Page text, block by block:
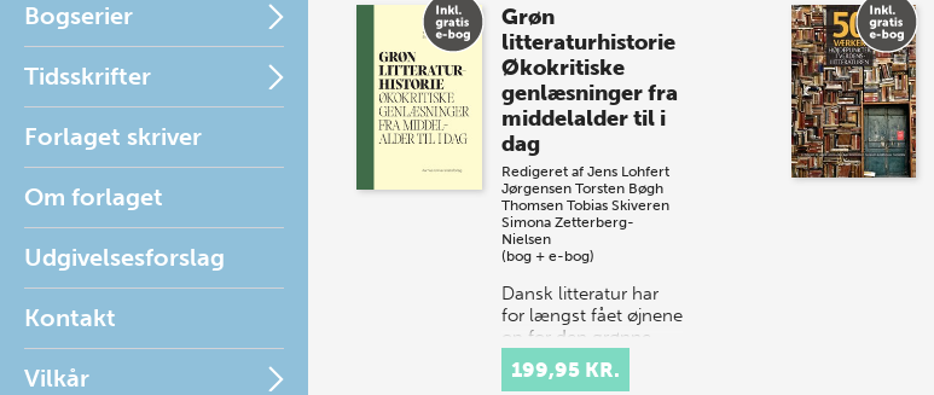
Bogserier
Tidsskrifter
Forlaget skriver
Om forlaget
Udgivelsesforslag
Kontakt
Vilkår
Grøn
litteraturhistorie
Økokritiske
genlæsninger fra
middelalder til i
dag
Redigeret af Jens Lohfert
Jørgensen Torsten Bøgh
Thomsen Tobias Skiveren
Simona Zetterberg-
Nielsen
(bog + e-bog)
Dansk litteratur har
for længst fået øjnene
op for den grønne
dagsorden. I
boghandlen er værker
199,95 KR.